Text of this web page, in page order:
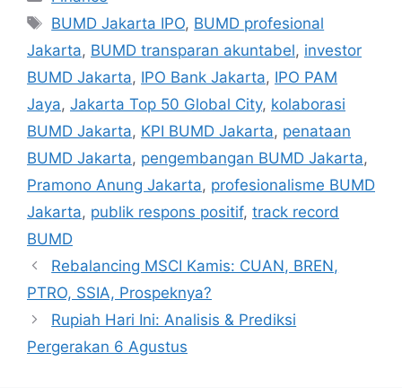
Tags
BUMD Jakarta IPO, BUMD profesional
Jakarta, BUMD transparan akuntabel, investor
BUMD Jakarta, IPO Bank Jakarta, IPO PAM
Jaya, Jakarta Top 50 Global City, kolaborasi
BUMD Jakarta, KPI BUMD Jakarta, penataan
BUMD Jakarta, pengembangan BUMD Jakarta,
Pramono Anung Jakarta, profesionalisme BUMD
Jakarta, publik respons positif, track record
BUMD
Rebalancing MSCI Kamis: CUAN, BREN,
PTRO, SSIA, Prospeknya?
Rupiah Hari Ini: Analisis & Prediksi
Pergerakan 6 Agustus